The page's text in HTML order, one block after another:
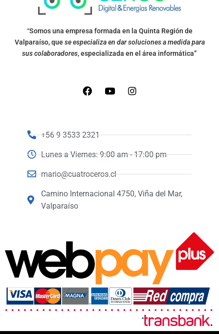
“Somos una empresa formada en la Quinta Región de
Valparaíso, quese especializa en dar soluciones a medida para
sus colaboradores, especializada en el área informática”
+56 9 3533 2321
Lunes a Viernes: 9:00 am - 17:00 pm
mario@cuatroceros.cl
Camino Internacional 4750, Viña del Mar,
Valparaíso